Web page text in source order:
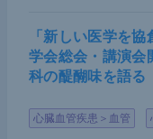
「新しい医学を
学会総会・講演
科の醍醐味を語る
心臓血管疾患＞血管